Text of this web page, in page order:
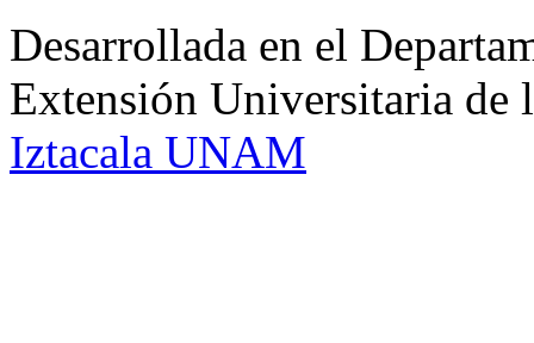
Desarrollada en el
Extensión Universitaria
Iztacala UNAM